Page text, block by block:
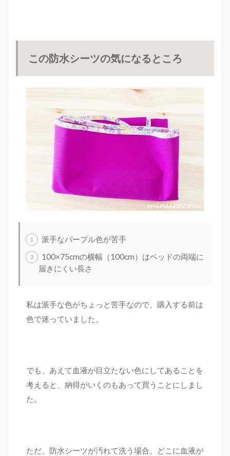
この防水シーツの気になるところ
派手なパープル色が苦手
100×75cmの横幅（100cm）はベッドの両端に
届きにくい長さ
私は派手な色がちょっと苦手なので、購入する前は
色で迷っていました。
でも、あえて血液が目立たない色にしてあることを
考えると、納得がいくのもあって買うことにしまし
た。
ただ、防水シーツが汚れて洗う場合、どこに血液が